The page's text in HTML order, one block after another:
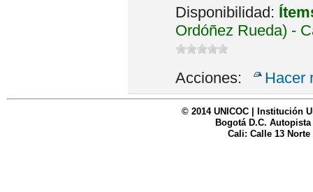
Disponibilidad:
Ordóñez Rueda) -
Acciones: Hacer
© 2014 UNICOC | Institución
Bogotá D.C. Autopista
Cali: Calle 13 Norte